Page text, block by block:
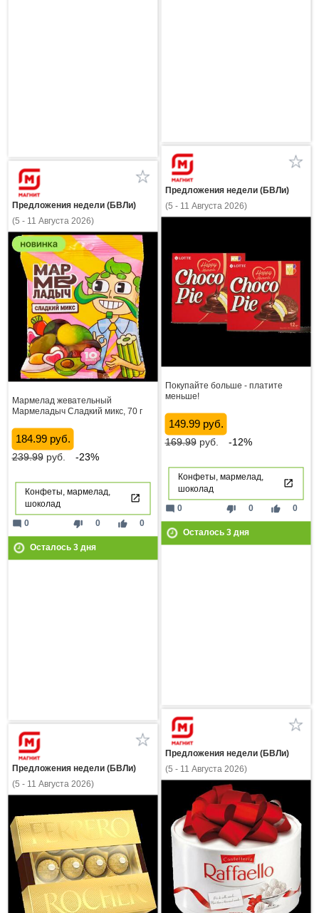
Предложения недели (БВЛи)
(5 - 11 Августа 2026)
Покупайте больше - платите
меньше!
149.99 руб.
169.99руб. -12%
Конфеты, мармелад,
шоколад
thumb_down 0 thumb_up 0
mode_comment 0
Осталось 3дня
Предложения недели (БВЛи)
(5 - 11 Августа 2026)
Мармелад жевательный
Мармеладыч Сладкий микс, 70 г
184.99 руб.
239.99руб. -23%
Конфеты, мармелад,
шоколад
thumb_down 0 thumb_up 0
mode_comment 0
Осталось 3дня
Предложения недели (БВЛи)
(5 - 11 Августа 2026)
Предложения недели (БВЛи)
(5 - 11 Августа 2026)